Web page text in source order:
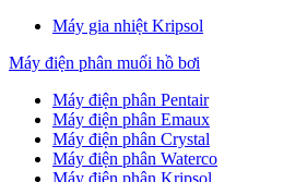
Máy gia nhiệt Kripsol
Máy điện phân muối hồ bơi
Máy điện phân Pentair
Máy điện phân Emaux
Máy điện phân Crystal
Máy điện phân Waterco
Máy điện phân Kripsol